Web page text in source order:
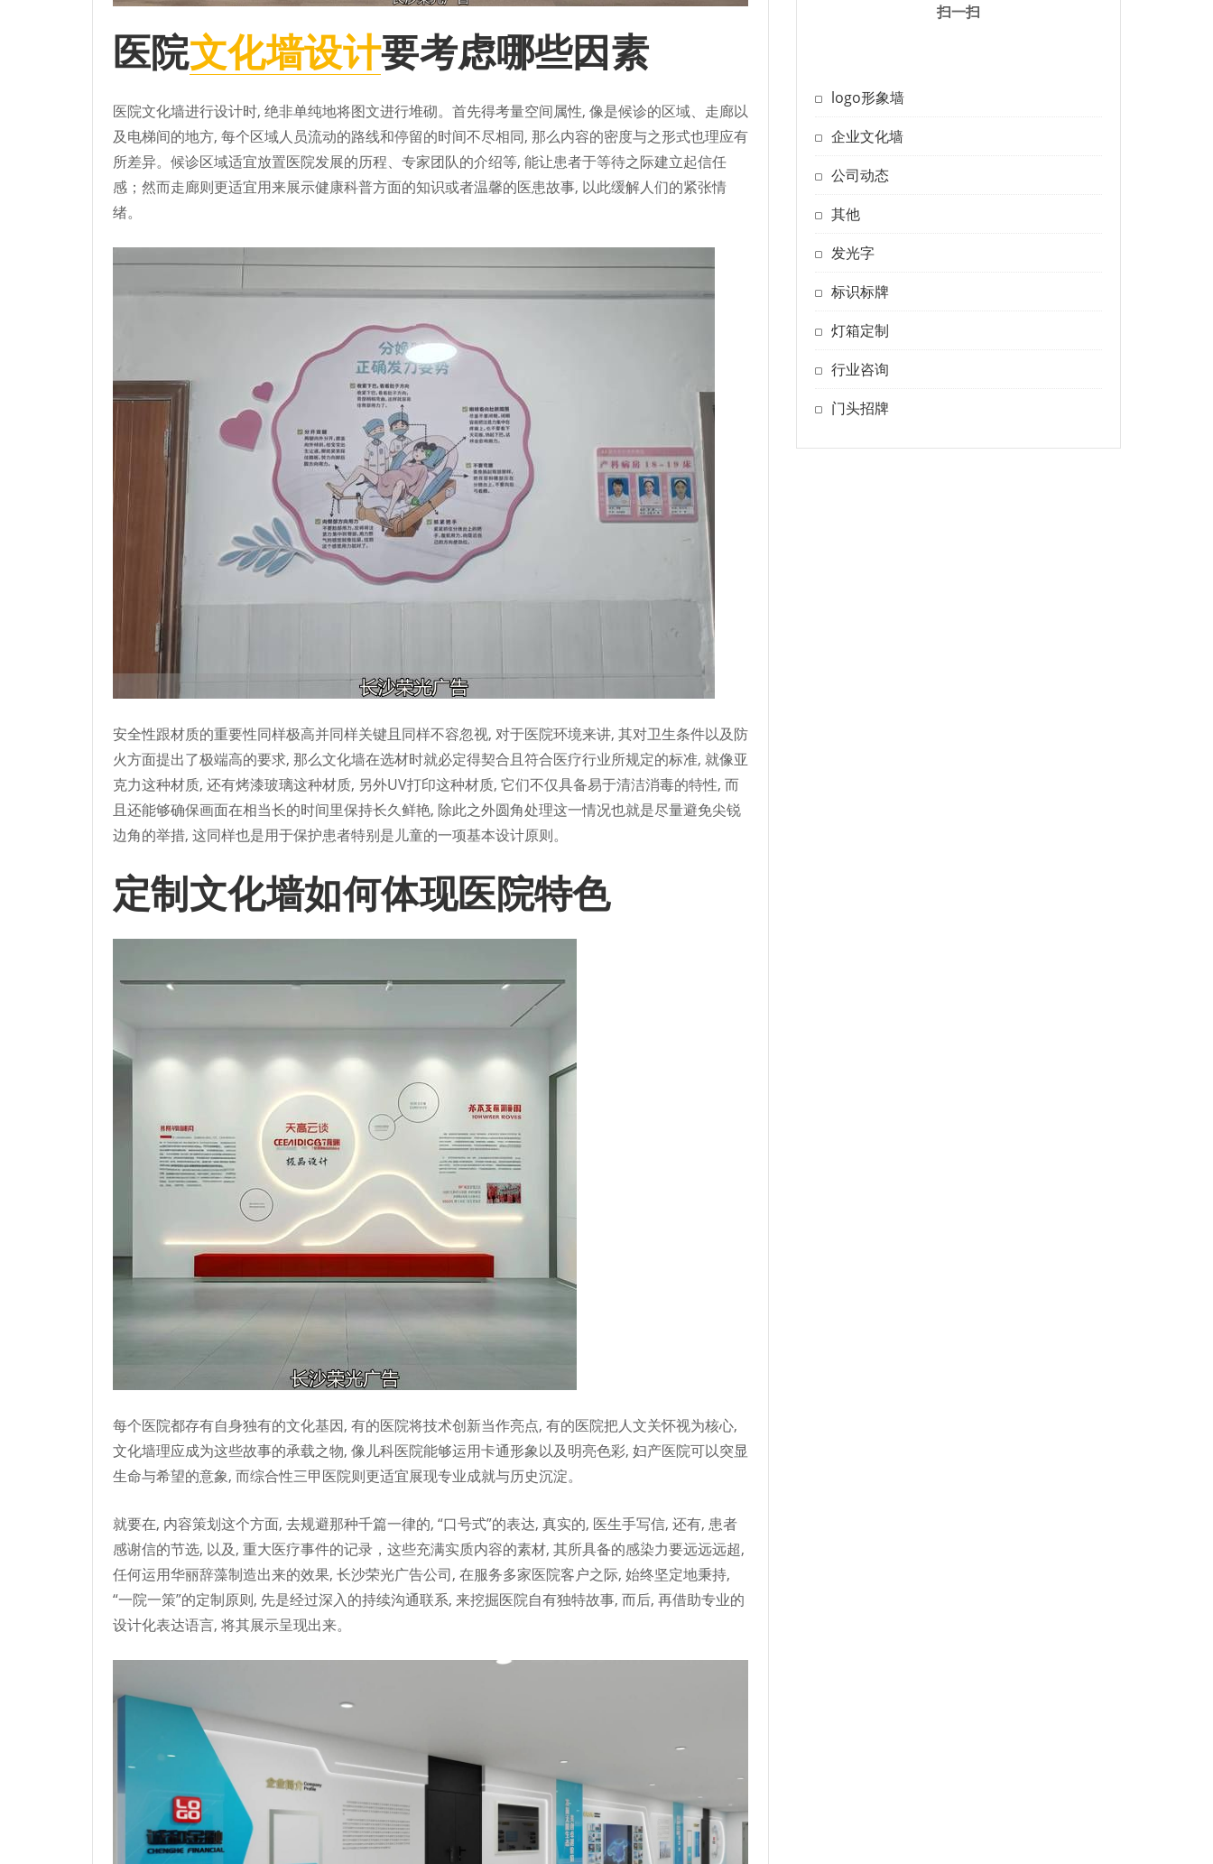
医院文化墙设计要考虑哪些因素
医院文化墙进行设计时, 绝非单纯地将图文进行堆砌。首先得考量空间属性, 像是候诊的区域、走廊以
及电梯间的地方, 每个区域人员流动的路线和停留的时间不尽相同, 那么内容的密度与之形式也理应有
所差异。候诊区域适宜放置医院发展的历程、专家团队的介绍等, 能让患者于等待之际建立起信任
感；然而走廊则更适宜用来展示健康科普方面的知识或者温馨的医患故事, 以此缓解人们的紧张情
绪。
安全性跟材质的重要性同样极高并同样关键且同样不容忽视, 对于医院环境来讲, 其对卫生条件以及防
火方面提出了极端高的要求, 那么文化墙在选材时就必定得契合且符合医疗行业所规定的标准, 就像亚
克力这种材质, 还有烤漆玻璃这种材质, 另外UV打印这种材质, 它们不仅具备易于清洁消毒的特性, 而
且还能够确保画面在相当长的时间里保持长久鲜艳, 除此之外圆角处理这一情况也就是尽量避免尖锐
边角的举措, 这同样也是用于保护患者特别是儿童的一项基本设计原则。
定制文化墙如何体现医院特色
每个医院都存有自身独有的文化基因, 有的医院将技术创新当作亮点, 有的医院把人文关怀视为核心,
文化墙理应成为这些故事的承载之物, 像儿科医院能够运用卡通形象以及明亮色彩, 妇产医院可以突显
生命与希望的意象, 而综合性三甲医院则更适宜展现专业成就与历史沉淀。
就要在, 内容策划这个方面, 去规避那种千篇一律的, “口号式”的表达, 真实的, 医生手写信, 还有, 患者
感谢信的节选, 以及, 重大医疗事件的记录，这些充满实质内容的素材, 其所具备的感染力要远远远超,
任何运用华丽辞藻制造出来的效果, 长沙荣光广告公司, 在服务多家医院客户之际, 始终坚定地秉持,
“一院一策”的定制原则, 先是经过深入的持续沟通联系, 来挖掘医院自有独特故事, 而后, 再借助专业的
设计化表达语言, 将其展示呈现出来。
扫一扫
logo形象墙
企业文化墙
公司动态
其他
发光字
标识标牌
灯箱定制
行业咨询
门头招牌